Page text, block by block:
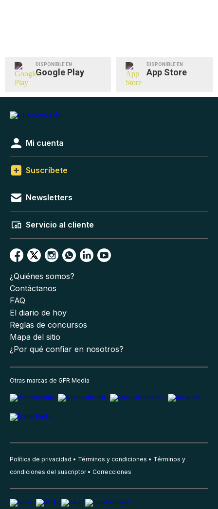
DISPONIBLE EN
Google Play
DISPONIBLE EN
App Store
Mi cuenta
Suscríbete
Newsletters
Servicio al cliente
¿Quiénes somos?
Contáctanos
FAQ
El diario de hoy
Reglas de concursos
Mapa del sitio
¿Por qué confiar en nosotros?
Otras marcas de GFR Media
Política de privacidad Términos y condiciones
Términos y
condiciones del suscriptor
Correcciones